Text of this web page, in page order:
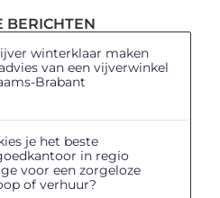
BERICHTEN
winterklaar maken
van een vijverwinkel
Brabant
je het beste
in regio
voor een zorgeloze
of verhuur?